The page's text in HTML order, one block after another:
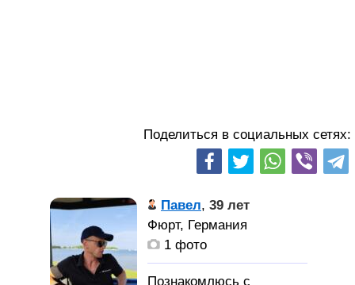
Поделиться в социальных сетях:
Павел, 39 лет
Фюрт, Германия
1 фото